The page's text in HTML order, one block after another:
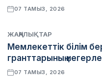
07 ТАМЫЗ, 2026
ЖАҢАЛЫҚТАР
Мемлекеттік білім
гранттарының
07 ТАМЫЗ, 2026